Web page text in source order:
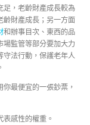
足，老齡財產成長較為
齡財產成長；另一方面
和辦事目次、東西的品
場監管等部分要加大力
守法行動，保護老年人
你最便宜的一張鈔票，
感性的權重。